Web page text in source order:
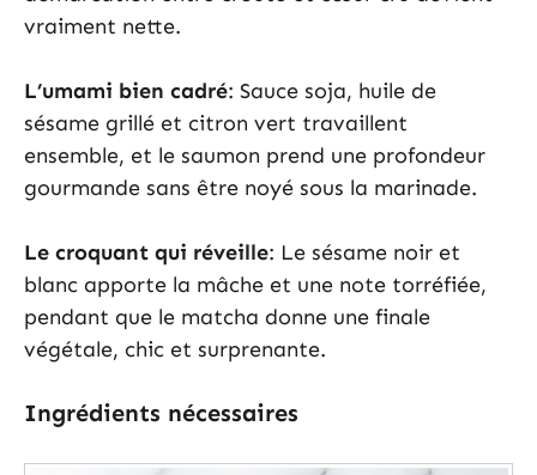
vraiment nette.
L’umami bien cadré: Sauce soja, huile de
sésame grillé et citron vert travaillent
ensemble, et le saumon prend une profondeur
gourmande sans être noyé sous la marinade.
Le croquant qui réveille: Le sésame noir et
blanc apporte la mâche et une note torréfiée,
pendant que le matcha donne une finale
végétale, chic et surprenante.
Ingrédients nécessaires